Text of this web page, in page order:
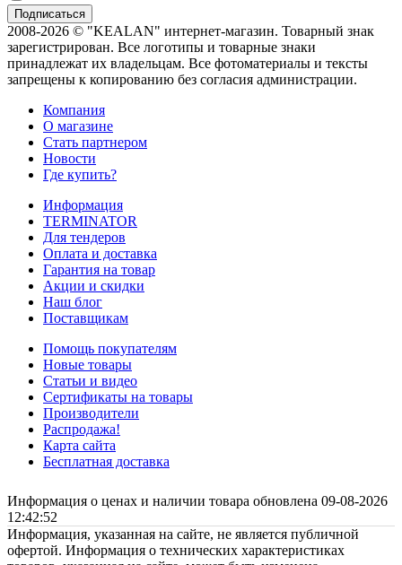
2008-2026 © "KEALAN" интернет-магазин. Товарный знак
зарегистрирован. Все логотипы и товарные знаки
принадлежат их владельцам. Все фотоматериалы и тексты
запрещены к копированию без согласия администрации.
Компания
О магазине
Стать партнером
Новости
Где купить?
Информация
TERMINATOR
Для тендеров
Оплата и доставка
Гарантия на товар
Акции и скидки
Наш блог
Поставщикам
Помощь покупателям
Новые товары
Статьи и видео
Сертификаты на товары
Производители
Распродажа!
Карта сайта
Бесплатная доставка
Информация о ценах и наличии товара обновлена 09-08-2026
12:42:52
Информация, указанная на сайте, не является публичной
офертой. Информация о технических характеристиках